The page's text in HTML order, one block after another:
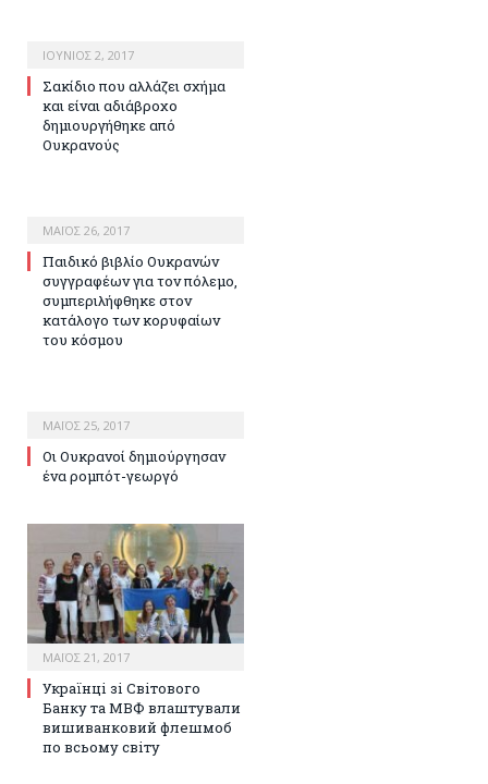
ΙΟΎΝΙΟΣ 2, 2017
Σακίδιο που αλλάζει σχήμα
και είναι αδιάβροχο
δημιουργήθηκε από
Ουκρανούς
ΜΆΙΟΣ 26, 2017
Παιδικό βιβλίο Ουκρανών
συγγραφέων για τον πόλεμο,
συμπεριλήφθηκε στον
κατάλογο των κορυφαίων
του κόσμου
ΜΆΙΟΣ 25, 2017
Οι Ουκρανοί δημιούργησαν
ένα ρομπότ-γεωργό
ΜΆΙΟΣ 21, 2017
Українці зі Світового
Банку та МВФ влаштували
вишиванковий флешмоб
по всьому світу